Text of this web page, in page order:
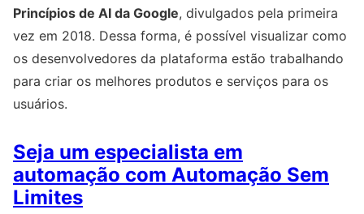
Princípios de AI da Google, divulgados pela primeira
vez em 2018. Dessa forma, é possível visualizar como
os desenvolvedores da plataforma estão trabalhando
para criar os melhores produtos e serviços para os
usuários.
Seja um especialista em
automação com Automação Sem
Limites